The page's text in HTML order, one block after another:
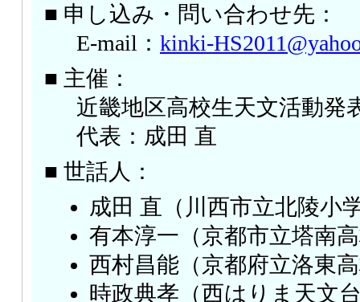
■ 申し込み・問い合わせ先：
E-mail： kinki-
■ 主催：
近畿地区高校生天文活動発
代表：成田 直
■ 世話人：
成田 直（川西市立北陵小
有本淳一（京都市立塔南
西村昌能（京都府立洛東
時政典孝（西はりま天文